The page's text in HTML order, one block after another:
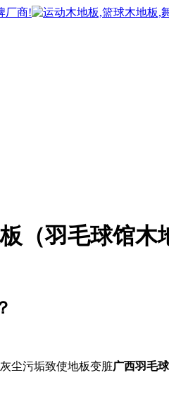
（羽毛球馆木
灰尘污垢致使地板变脏广西羽毛